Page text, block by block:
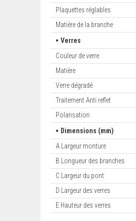
Plaquettes réglables
Matière de la branche
▪Verres
Couleur de verre
Matière
Verre dégradé
Traitement Anti reflet
Polarisation
▪ Dimensions (mm)
A Largeur monture
B Longueur des branches
C Largeur du pont
D Largeur des verres
E Hauteur des verres